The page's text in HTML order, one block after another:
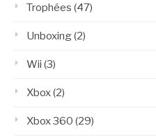
Trophées (47)
Unboxing(2)
Wii (3)
Xbox(2)
Xbox 360 (29)